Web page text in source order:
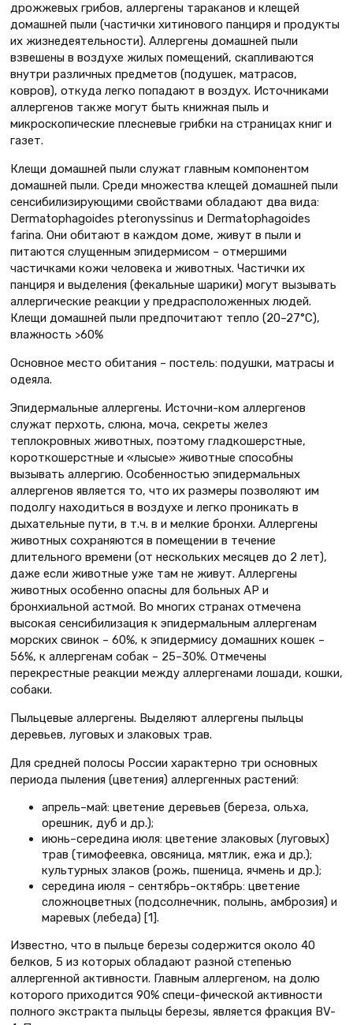
дрожжевых грибов, аллергены тараканов и клещей
домашней пыли (частички хитинового панциря и продукты
их жизнедеятельности). Аллергены домашней пыли
взвешены в воздухе жилых помещений, скапливаются
внутри различных предметов (подушек, матрасов,
ковров), откуда легко попадают в воздух. Источниками
аллергенов также могут быть книжная пыль и
микроскопические плесневые грибки на страницах книг и
газет.
Клещи домашней пыли служат главным компонентом
домашней пыли. Среди множества клещей домашней пыли
сенсибилизирующими свойствами обладают два вида:
Dermatophagoides pteronyssinus и Dermatophagoides
farina. Они обитают в каждом доме, живут в пыли и
питаются слущенным эпидермисом – отмершими
частичками кожи человека и животных. Частички их
панциря и выделения (фекальные шарики) могут вызывать
аллергические реакции у предрасположенных людей.
Клещи домашней пыли предпочитают тепло (20–27°С),
влажность >60%
Основное место обитания – постель: подушки, матрасы и
одеяла.
Эпидермальные аллергены. Источни-ком аллергенов
служат перхоть, слюна, моча, секреты желез
теплокровных животных, поэтому гладкошерстные,
короткошерстные и «лысые» животные способны
вызывать аллергию. Особенностью эпидермальных
аллергенов является то, что их размеры позволяют им
подолгу находиться в воздухе и легко проникать в
дыхательные пути, в т.ч. в и мелкие бронхи. Аллергены
животных сохраняются в помещении в течение
длительного времени (от нескольких месяцев до 2 лет),
даже если животные уже там не живут. Аллергены
животных особенно опасны для больных АР и
бронхиальной астмой. Во многих странах отмечена
высокая сенсибилизация к эпидермальным аллергенам
морских свинок – 60%, к эпидермису домашних кошек –
56%, к аллергенам собак – 25–30%. Отмечены
перекрестные реакции между аллергенами лошади, кошки,
собаки.
Пыльцевые аллергены. Выделяют аллергены пыльцы
деревьев, луговых и злаковых трав.
Для средней полосы России характерно три основных
периода пыления (цветения) аллергенных растений:
апрель–май: цветение деревьев (береза, ольха,
орешник, дуб и др.);
июнь–середина июля: цветение злаковых (луговых)
трав (тимофеевка, овсяница, мятлик, ежа и др.);
культурных злаков (рожь, пшеница, ячмень и др.);
середина июля – сентябрь–октябрь: цветение
сложноцветных (подсолнечник, полынь, амброзия) и
маревых (лебеда) [1].
Известно, что в пыльце березы содержится около 40
белков, 5 из которых обладают разной степенью
аллергенной активности. Главным аллергеном, на долю
которого приходится 90% специ-фической активности
полного экстракта пыльцы березы, является фракция BV-